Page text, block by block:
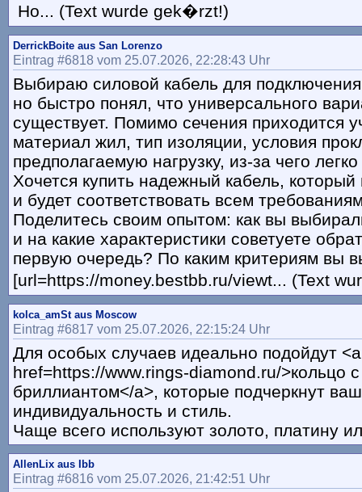
Но... (Text wurde gek�rzt!)
DerrickBoite aus San Lorenzo
Eintrag #6818 vom 25.07.2026, 22:28:43 Uhr
Выбираю силовой кабель для
но быстро понял, что универсального
существует. Помимо сечения приходится
материал жил, тип изоляции, условия
предполагаемую нагрузку, из-за чего
Хочется купить надежный кабель, который
и будет соответствовать всем
Поделитесь своим опытом: как вы
и на какие характеристики советуете
первую очередь? По каким критериям вы
[url=https://money.bestbb.ru/viewt... (Text
kolca_amSt aus Moscow
Eintrag #6817 vom 25.07.2026, 22:15:24 Uhr
Для особых случаев идеально подойдут <a
href=https://www.rings-diamond.ru/>кольцо
бриллиантом</a>, которые подчеркнут
индивидуальность и стиль.
Чаще всего используют золото, платину
AllenLix aus Ibb
Eintrag #6816 vom 25.07.2026, 21:42:51 Uhr